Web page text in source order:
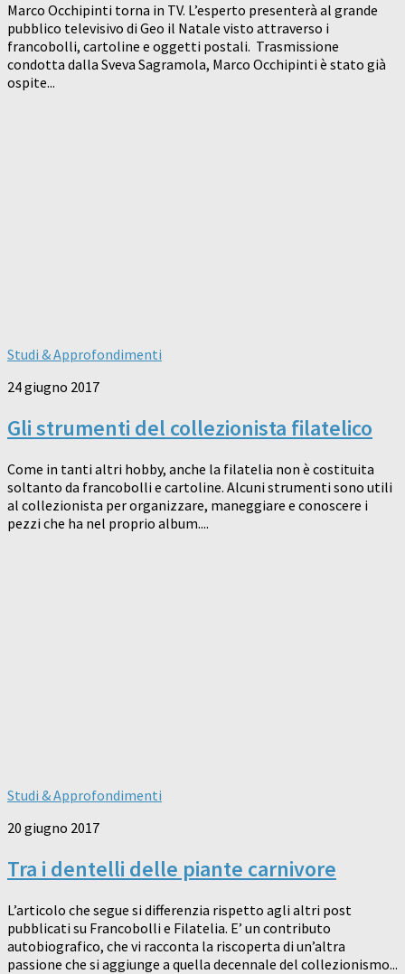
Marco Occhipinti torna in TV. L’esperto presenterà al grande
pubblico televisivo di Geo il Natale visto attraverso i
francobolli, cartoline e oggetti postali. Trasmissione
condotta dalla Sveva Sagramola, Marco Occhipinti è stato già
ospite...
Studi & Approfondimenti
24 giugno 2017
Gli strumenti del collezionista filatelico
Come in tanti altri hobby, anche la filatelia non è costituita
soltanto da francobolli e cartoline. Alcuni strumenti sono utili
al collezionista per organizzare, maneggiare e conoscere i
pezzi che ha nel proprio album....
Studi & Approfondimenti
20 giugno 2017
Tra i dentelli delle piante carnivore
L’articolo che segue si differenzia rispetto agli altri post
pubblicati su Francobolli e Filatelia. E’ un contributo
autobiografico, che vi racconta la riscoperta di un’altra
passione che si aggiunge a quella decennale del collezionismo...